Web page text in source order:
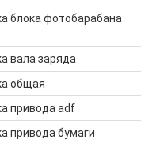
блока фотобарабана
вала заряда
общая
привода adf
привода бумаги